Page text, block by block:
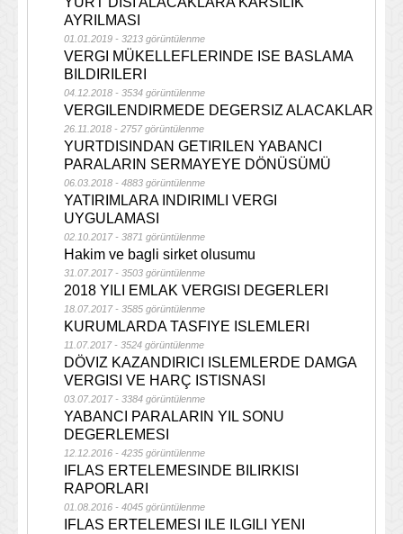
AYRILMASI
01.01.2019 - 3213 görüntülenme
VERGI MÜKELLEFLERINDE ISE BASLAMA
BILDIRILERI
04.12.2018 - 3534 görüntülenme
VERGILENDIRMEDE DEGERSIZ ALACAKLAR
26.11.2018 - 2757 görüntülenme
YURTDISINDAN GETIRILEN YABANCI
PARALARIN SERMAYEYE DÖNÜSÜMÜ
06.03.2018 - 4883 görüntülenme
YATIRIMLARA INDIRIMLI VERGI
UYGULAMASI
02.10.2017 - 3871 görüntülenme
Hakim ve bagli sirket olusumu
31.07.2017 - 3503 görüntülenme
2018 YILI EMLAK VERGISI DEGERLERI
18.07.2017 - 3585 görüntülenme
KURUMLARDA TASFIYE ISLEMLERI
11.07.2017 - 3524 görüntülenme
DÖVIZ KAZANDIRICI ISLEMLERDE DAMGA
VERGISI VE HARÇ ISTISNASI
03.07.2017 - 3384 görüntülenme
YABANCI PARALARIN YIL SONU
DEGERLEMESI
12.12.2016 - 4235 görüntülenme
IFLAS ERTELEMESINDE BILIRKISI
RAPORLARI
01.08.2016 - 4045 görüntülenme
IFLAS ERTELEMESI ILE ILGILI YENI